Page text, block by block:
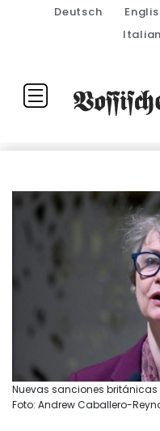
Deutsch
Nuevas sanciones
Foto: Andrew Caballero-